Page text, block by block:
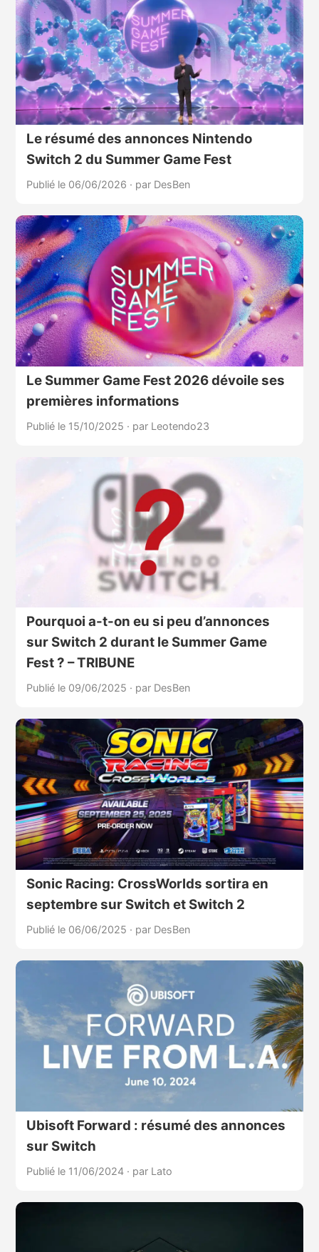
Le résumé des annonces Nintendo
Switch 2 du Summer Game Fest
Publié le 06/06/2026 · par DesBen
Le Summer Game Fest 2026 dévoile ses
premières informations
Publié le 15/10/2025 · par Leotendo23
Pourquoi a-t-on eu si peu d’annonces
sur Switch 2 durant le Summer Game
Fest ? – TRIBUNE
Publié le 09/06/2025 · par DesBen
Sonic Racing: CrossWorlds sortira en
septembre sur Switch et Switch 2
Publié le 06/06/2025 · par DesBen
Ubisoft Forward : résumé des annonces
sur Switch
Publié le 11/06/2024 · par Lato